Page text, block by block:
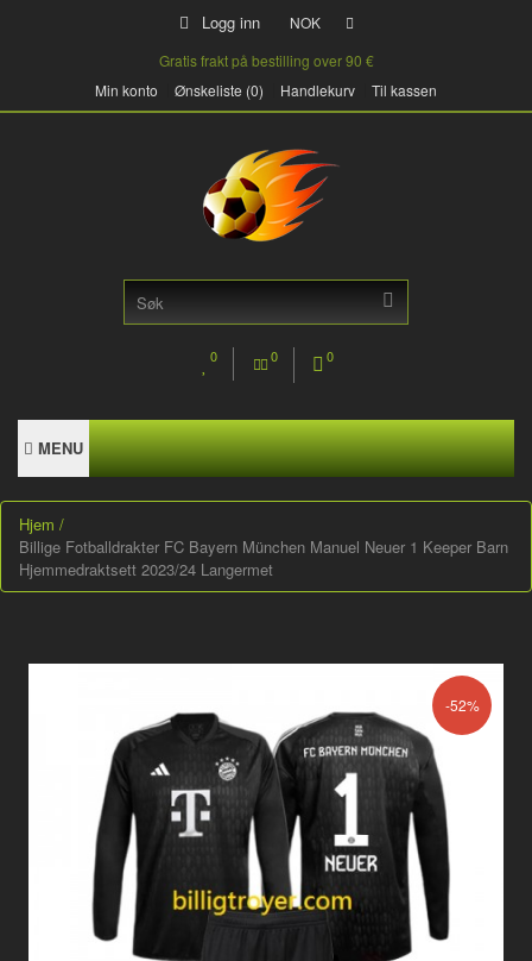
Logg inn
NOK
Gratis frakt på bestilling over 90 €
Min konto
Ønskeliste (0) Handlekurv Til kassen
0 0 0
MENU
Hjem
Billige Fotballdrakter FC Bayern München Manuel Neuer 1 Keeper Barn
Hjemmedraktsett 2023/24 Langermet
-52%